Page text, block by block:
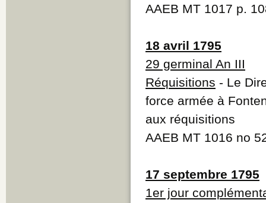
AAEB MT 1017 p.
18 avril 1795
29 germinal An III
Réquisitions - Le
force armée à
aux réquisitions
AAEB MT 1016 no
17 septembre 1795
1er jour